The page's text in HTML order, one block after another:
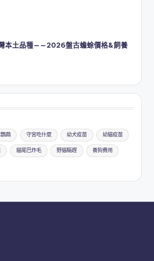
灣本土品種——2026盤古蟾蜍價格&飼養
鵡 守宮吃什麼 幼犬疫苗 幼貓疫苗
貓尾巴炸毛 野貓驅趕 養狗費用